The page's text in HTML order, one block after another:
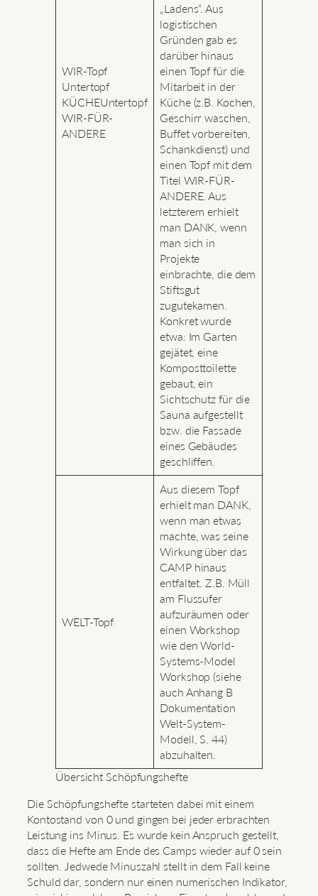
WIR-Topf
Untertopf
KÜCHEUntertopf
WIR-FÜR-
ANDERE
„Ladens“. Aus
logistischen
Gründen gab es
darüber hinaus
einen Topf für die
Mitarbeit in der
Küche (z.B. Kochen,
Geschirr waschen,
Buffet vorbereiten,
Schankdienst) und
einen Topf mit dem
Titel WIR-FÜR-
ANDERE. Aus
letzterem erhielt
man DANK, wenn
man sich in
Projekte
einbrachte, die dem
Stiftsgut
zugutekamen.
Konkret wurde
etwa: Im Garten
gejätet, eine
Komposttoilette
gebaut, ein
Sichtschutz für die
Sauna aufgestellt
bzw. die Fassade
eines Gebäudes
geschliffen.
WELT-Topf
Aus diesem Topf
erhielt man DANK,
wenn man etwas
machte, was seine
Wirkung über das
CAMP hinaus
entfaltet. Z.B. Müll
am Flussufer
aufzuräumen oder
einen Workshop
wie den World-
Systems-Model
Workshop (siehe
auch Anhang B
Dokumentation
Welt-System-
Modell, S. 44)
abzuhalten.
Übersicht Schöpfungshefte
Die Schöpfungshefte starteten dabei mit einem
Kontostand von 0 und gingen bei jeder erbrachten
Leistung ins Minus. Es wurde kein Anspruch gestellt,
dass die Hefte am Ende des Camps wieder auf 0 sein
sollten. Jedwede Minuszahl stellt in dem Fall keine
Schuld dar, sondern nur einen numerischen Indikator,